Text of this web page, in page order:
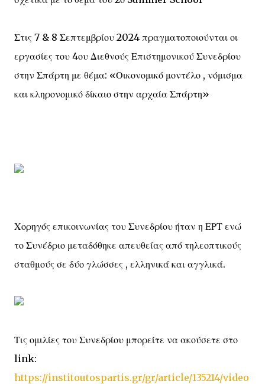
Στις 7 & 8 Σεπτεμβρίου 2024 πραγματοποιούνται οι
εργασίες του 4ου Διεθνούς Επιστημονικού Συνεδρίου
στην Σπάρτη με θέμα: «Οικονομικό μοντέλο , νόμισμα
και κληρονομικό δίκαιο στην αρχαία Σπάρτη»
Χορηγός επικοινωνίας του Συνεδρίου ήταν η ΕΡΤ ενώ
το Συνέδριο μεταδόθηκε απευθείας από τηλεοπτικούς
σταθμούς σε δύο γλώσσες , ελληνικά και αγγλικά.
Τις ομιλίες του Συνεδρίου μπορείτε να ακούσετε στο
link:
https://institoutospartis.gr/gr/article/135214/video